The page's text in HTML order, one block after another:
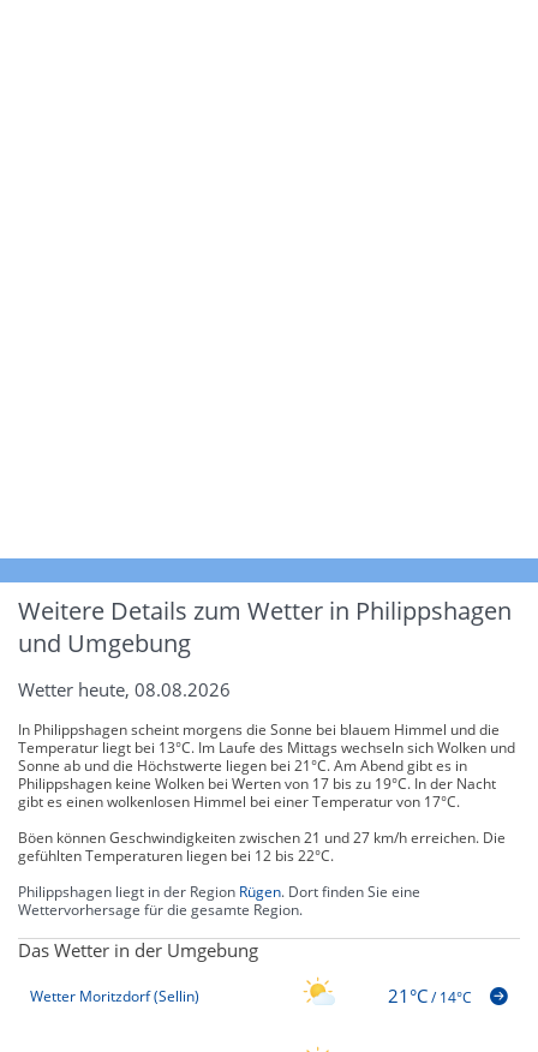
Weitere Details zum Wetter in Philippshagen
und Umgebung
Wetter heute, 08.08.2026
In Philippshagen scheint morgens die Sonne bei blauem Himmel und die
Temperatur liegt bei 13°C. Im Laufe des Mittags wechseln sich Wolken und
Sonne ab und die Höchstwerte liegen bei 21°C. Am Abend gibt es in
Philippshagen keine Wolken bei Werten von 17 bis zu 19°C. In der Nacht
gibt es einen wolkenlosen Himmel bei einer Temperatur von 17°C.
Böen können Geschwindigkeiten zwischen 21 und 27 km/h erreichen. Die
gefühlten Temperaturen liegen bei 12 bis 22°C.
Philippshagen liegt in der Region Rügen. Dort finden Sie eine
Wettervorhersage für die gesamte Region.
Das Wetter in der Umgebung
Wetter Moritzdorf (Sellin) 21°C/14°C